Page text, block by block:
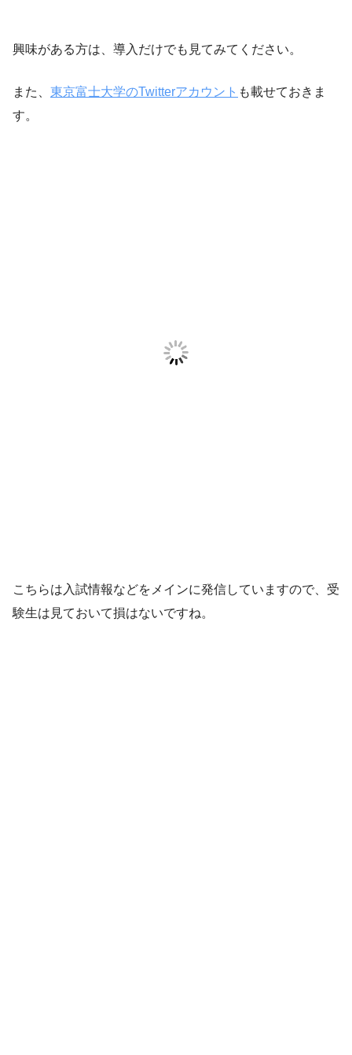
興味がある方は、導入だけでも見てみてください。
また、 東京富士大学のTwitterアカウント も載せておきま
す。
こちらは入試情報などをメインに発信していますので、受
験生は見ておいて損はないですね。